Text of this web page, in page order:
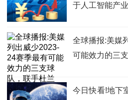
于人工智能产业
全球播报:美媒
可能效力的三
今日快看!地下